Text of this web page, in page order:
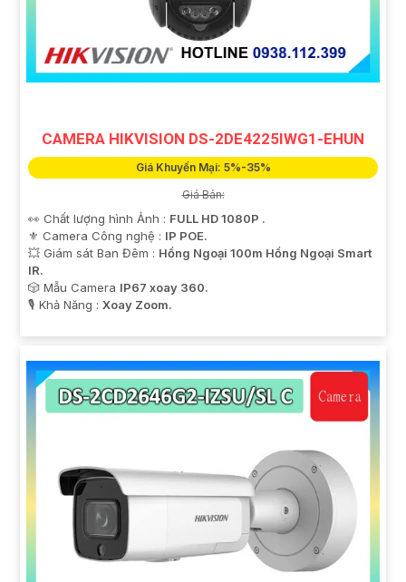
CAMERA HIKVISION DS-2DE4225IWG1-EHUN
Giá Khuyến Mại: 5%-35%
Giá Bán:
👀 Chất lượng hình Ảnh : FULL HD 1080P .
⚜️ Camera Công nghệ : IP POE.
💥 Giám sát Ban Đêm : Hồng Ngoại 100m Hồng Ngoại Smart
IR.
🎲 Mẫu Camera IP67 xoay 360.
️🎙 Khả Năng : Xoay Zoom.